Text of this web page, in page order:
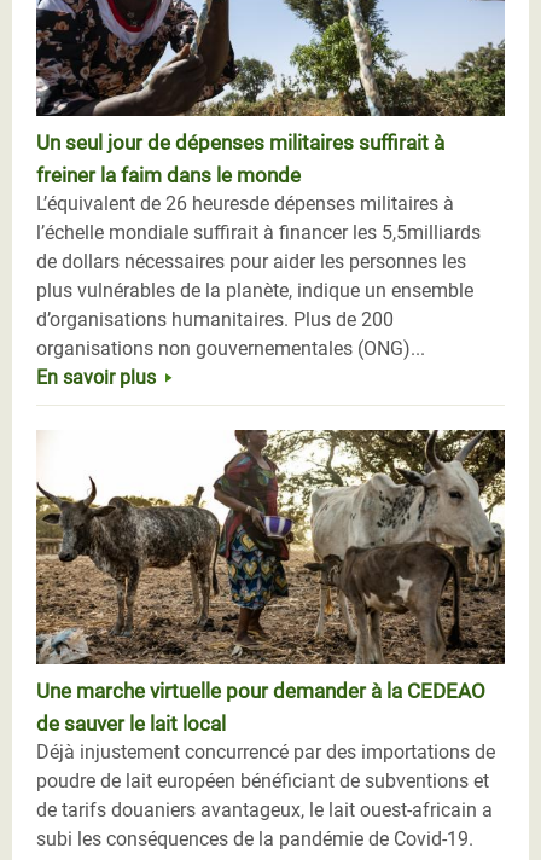
Un seul jour de dépenses militaires suffirait à
freiner la faim dans le monde
L’équivalent de 26 heuresde dépenses militaires à
l’échelle mondiale suffirait à financer les 5,5milliards
de dollars nécessaires pour aider les personnes les
plus vulnérables de la planète, indique un ensemble
d’organisations humanitaires. Plus de 200
organisations non gouvernementales (ONG)...
En savoir plus
Une marche virtuelle pour demander à la CEDEAO
de sauver le lait local
Déjà injustement concurrencé par des importations de
poudre de lait européen bénéficiant de subventions et
de tarifs douaniers avantageux, le lait ouest-africain a
subi les conséquences de la pandémie de Covid-19.